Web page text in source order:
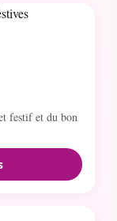
festif et du bon